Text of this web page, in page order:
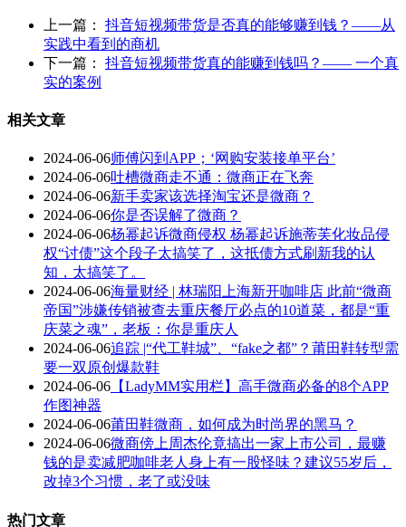
上一篇： 抖音短视频带货是否真的能够赚到钱？——从
实践中看到的商机
下一篇： 抖音短视频带货真的能赚到钱吗？—— 一个真
实的案例
相关文章
2024-06-06师傅闪到APP；‘网购安装接单平台’
2024-06-06吐槽微商走不通：微商正在飞奔
2024-06-06新手卖家该选择淘宝还是微商？
2024-06-06你是否误解了微商？
2024-06-06杨幂起诉微商侵权 杨幂起诉施蒂芙化妆品侵
权“讨债”这个段子太搞笑了，这抵债方式刷新我的认
知，太搞笑了。
2024-06-06海量财经 | 林瑞阳上海新开咖啡店 此前“微商
帝国”涉嫌传销被查去重庆餐厅必点的10道菜，都是“重
庆菜之魂”，老板：你是重庆人
2024-06-06追踪 |“代工鞋城”、“fake之都”？莆田鞋转型需
要一双原创爆款鞋
2024-06-06 【LadyMM实用栏】高手微商必备的8个APP
作图神器
2024-06-06莆田鞋微商，如何成为时尚界的黑马？
2024-06-06微商傍上周杰伦竟搞出一家上市公司，最赚
钱的是卖减肥咖啡老人身上有一股怪味？建议55岁后，
改掉3个习惯，老了或没味
热门文章